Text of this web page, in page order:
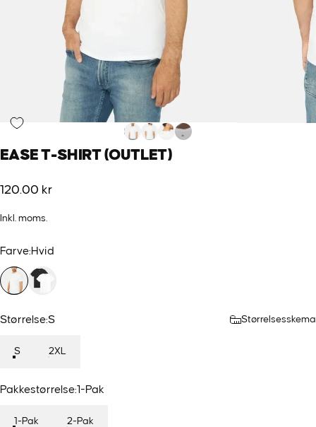
EASET-SHIRT (OUTLET)
120.00 kr
Inkl. moms.
Farve
Farve:Hvid
Størrelse
Størrelse:S Størrelsesskema
S 2XL
Pakkestørrelse
Pakkestørrelse:1-Pak
1-Pak 2-Pak